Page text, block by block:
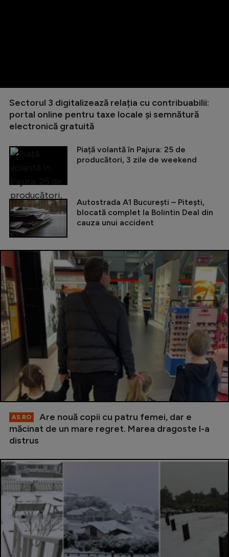
Sectorul 3 digitalizează relația cu contribuabilii:
portal online pentru taxe locale și semnătură
electronică gratuită
Piață volantă în Pajura: 25 de
producători, 3 zile de weekend
Autostrada A1 București – Pitești,
blocată complet la Bolintin Deal din
cauza unui accident
AS.RO
Are nouă copii cu patru femei, dar e
măcinat de un mare regret. Marea dragoste l-a
distrus